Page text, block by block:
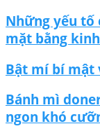
Những yếu tố
mặt bằng
Bật mí bí mật
Bánh mì
ngon khó